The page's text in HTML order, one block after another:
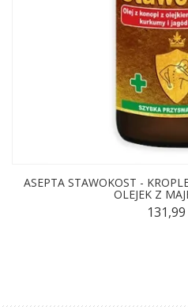
ASEPTA STAWOKOST -
OLEJEK Z
131,99